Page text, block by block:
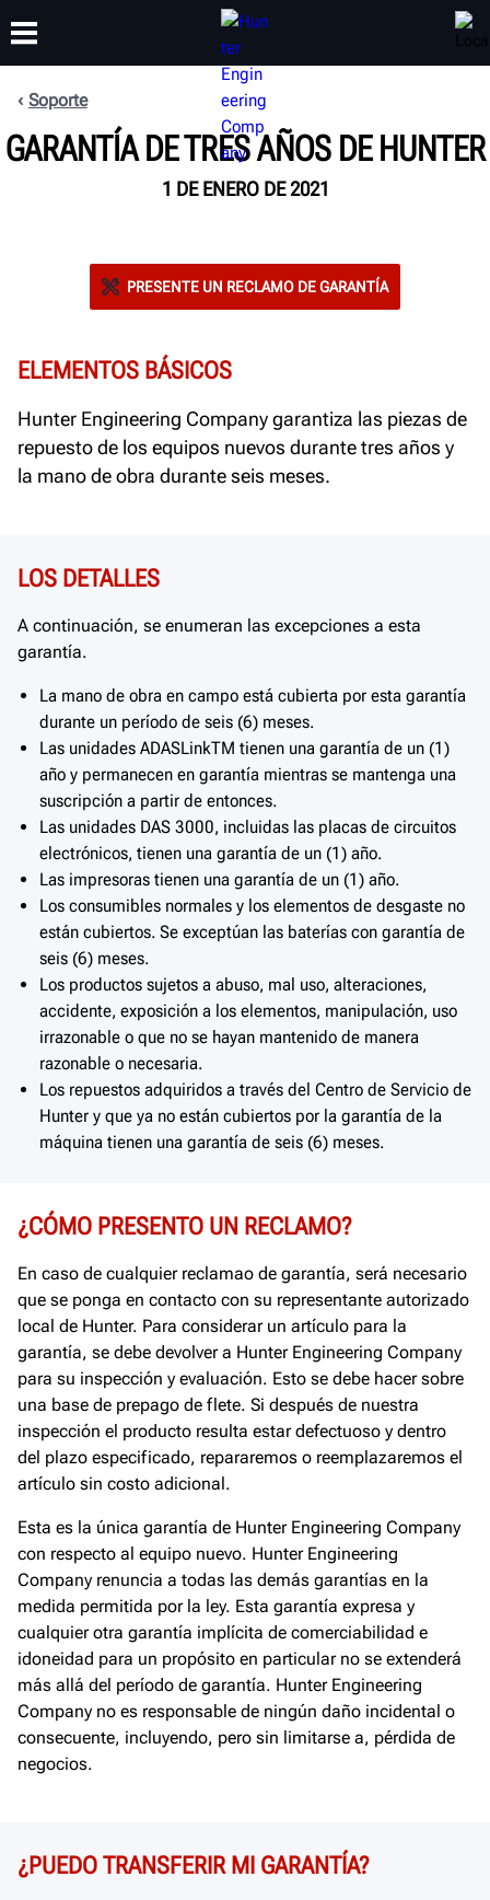
PRODUCTOS SOPORTE
CAPACITACIÓN
ACERCA DE
Soporte
GARANTÍA DE TRES AÑOS DE HUNTER
1 DE ENERO DE 2021
PRESENTE UN RECLAMO DE GARANTÍA
ELEMENTOS BÁSICOS
Hunter Engineering Company garantiza las piezas de
repuesto de los equipos nuevos durante tres años y
la mano de obra durante seis meses.
LOS DETALLES
A continuación, se enumeran las excepciones a esta
garantía.
La mano de obra en campo está cubierta por esta garantía
durante un período de seis (6) meses.
Las unidades ADASLinkTM tienen una garantía de un (1)
año y permanecen en garantía mientras se mantenga una
suscripción a partir de entonces.
Las unidades DAS 3000, incluidas las placas de circuitos
electrónicos, tienen una garantía de un (1) año.
Las impresoras tienen una garantía de un (1) año.
Los consumibles normales y los elementos de desgaste no
están cubiertos. Se exceptúan las baterías con garantía de
seis (6) meses.
Los productos sujetos a abuso, mal uso, alteraciones,
accidente, exposición a los elementos, manipulación, uso
irrazonable o que no se hayan mantenido de manera
razonable o necesaria.
Los repuestos adquiridos a través del Centro de Servicio de
Hunter y que ya no están cubiertos por la garantía de la
máquina tienen una garantía de seis (6) meses.
¿CÓMO PRESENTO UN RECLAMO?
En caso de cualquier reclamao de garantía, será necesario
que se ponga en contacto con su representante autorizado
local de Hunter. Para considerar un artículo para la
garantía, se debe devolver a Hunter Engineering Company
para su inspección y evaluación. Esto se debe hacer sobre
una base de prepago de flete. Si después de nuestra
inspección el producto resulta estar defectuoso y dentro
del plazo especificado, repararemos o reemplazaremos el
artículo sin costo adicional.
Esta es la única garantía de Hunter Engineering Company
con respecto al equipo nuevo. Hunter Engineering
Company renuncia a todas las demás garantías en la
medida permitida por la ley. Esta garantía expresa y
cualquier otra garantía implícita de comerciabilidad e
idoneidad para un propósito en particular no se extenderá
más allá del período de garantía. Hunter Engineering
Company no es responsable de ningún daño incidental o
consecuente, incluyendo, pero sin limitarse a, pérdida de
negocios.
¿PUEDO TRANSFERIR MI GARANTÍA?